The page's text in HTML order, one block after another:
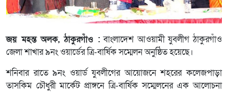
জয় মহন্ত অলক, ঠাকুরগাঁও : বাংলাদেশ আওয়ামী যুবলীগ ঠাকুরগাঁও
জেলা শাখার ৯নং ওয়ার্ডের ত্রি-বার্ষিক সম্মেলন অনুষ্ঠিত হয়েছে।
শনিবার রাতে ৯নং ওয়ার্ড যুবলীগের আয়োজনে শহরের কলেজপাড়া
তাসকিম চৌধুরী মার্কেট প্রাঙ্গনে ত্রি-বার্ষিক সম্মেলনের এক আলোচনা